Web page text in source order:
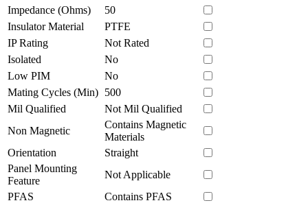
Impedance (Ohms)
50
Insulator Material
PTFE
IP Rating
Not Rated
Isolated
No
Low PIM
No
Mating Cycles (Min) 500
Mil Qualified
Not Mil Qualified
Non Magnetic
Contains Magnetic
Materials
Orientation
Straight
Panel Mounting
Feature
Not Applicable
PFAS
Contains PFAS